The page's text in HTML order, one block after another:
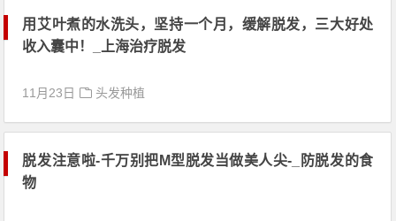
用艾叶煮的水洗头，坚持一个月，缓解脱发，三大好处
收入囊中！_上海治疗脱发
11月23日 头发种植
脱发注意啦-千万别把M型脱发当做美人尖-_防脱发的食
物